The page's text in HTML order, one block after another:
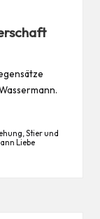
,Stier und
Liebe